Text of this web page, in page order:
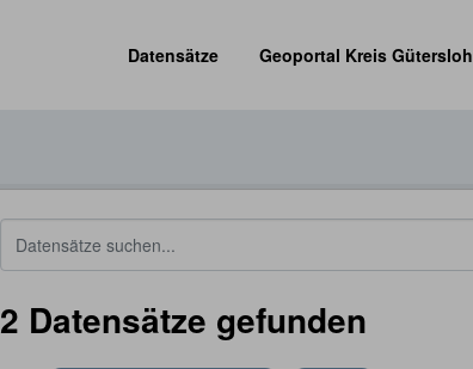
Datensätze
Geoportal Kreis Gütersloh
2 Datensätze gefunden